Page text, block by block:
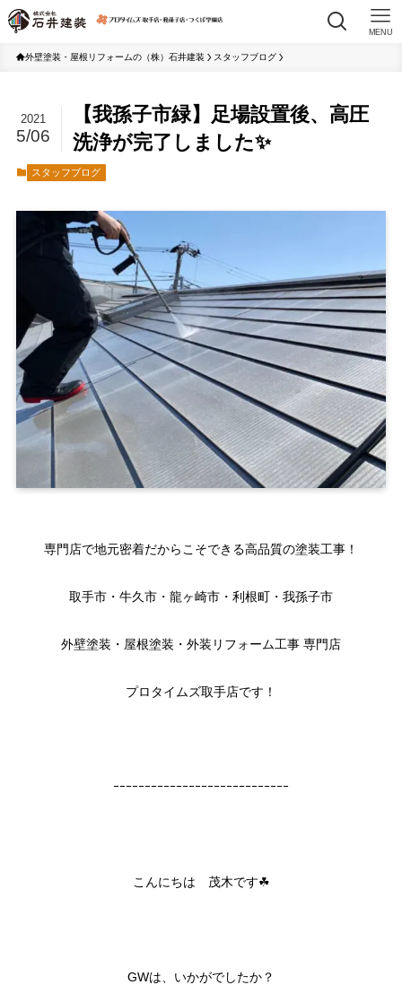
MENU
外壁塗装・屋根リフォームの（株）石井建装 スタッフブログ
【我孫子市緑】足場設置後、高圧
洗浄が完了しました✨
2021
5/06
スタッフブログ
専門店で地元密着だからこそできる高品質の塗装工事！
取手市・牛久市・龍ヶ崎市・利根町・我孫子市
外壁塗装・屋根塗装・外装リフォーム工事 専門店
プロタイムズ取手店です！
ｰｰｰｰｰｰｰｰｰｰｰｰｰｰｰｰｰｰｰｰｰｰｰｰｰｰｰｰ
こんにちは 茂木です☘
GWは、いかがでしたか？